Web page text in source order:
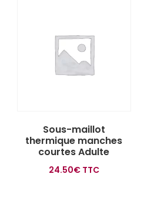
Sous-maillot
thermique manches
courtes Adulte
24.50€ TTC